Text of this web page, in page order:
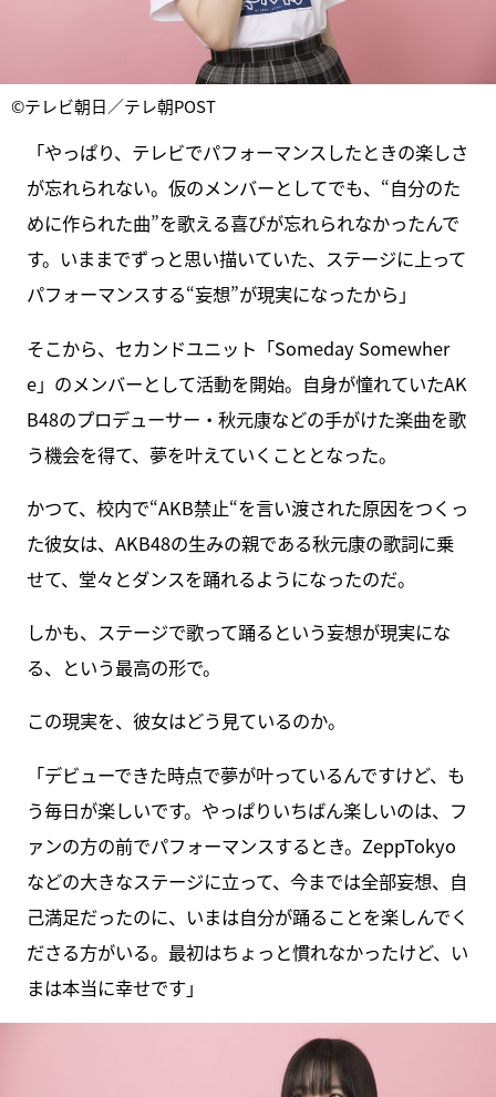
©テレビ朝日／テレ朝POST
「やっぱり、テレビでパフォーマンスしたときの楽しさ
が忘れられない。仮のメンバーとしてでも、“自分のた
めに作られた曲”を歌える喜びが忘れられなかったんで
す。いままでずっと思い描いていた、ステージに上って
パフォーマンスする“妄想”が現実になったから」
そこから、セカンドユニット「Someday Somewher
e」のメンバーとして活動を開始。自身が憧れていたAK
B48のプロデューサー・秋元康などの手がけた楽曲を歌
う機会を得て、夢を叶えていくこととなった。
かつて、校内で“AKB禁止“を言い渡された原因をつくっ
た彼女は、AKB48の生みの親である秋元康の歌詞に乗
せて、堂々とダンスを踊れるようになったのだ。
しかも、ステージで歌って踊るという妄想が現実にな
る、という最高の形で。
この現実を、彼女はどう見ているのか。
「デビューできた時点で夢が叶っているんですけど、も
う毎日が楽しいです。やっぱりいちばん楽しいのは、フ
ァンの方の前でパフォーマンスするとき。ZeppTokyo
などの大きなステージに立って、今までは全部妄想、自
己満足だったのに、いまは自分が踊ることを楽しんでく
ださる方がいる。最初はちょっと慣れなかったけど、い
まは本当に幸せです」